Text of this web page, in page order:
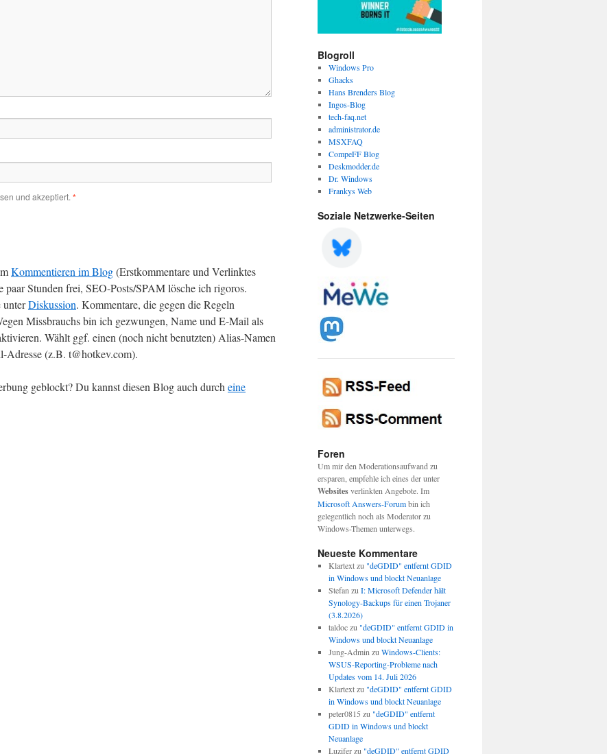
und akzeptiert. *
Kommentieren im Blog(Erstkommentare und Verlinktes
Stunden frei, SEO-Posts/SPAM lösche ich rigoros.
unterDiskussion. Kommentare, die gegen die Regeln
Missbrauchs bin ich gezwungen, Name und E-Mail als
Wählt ggf. einen (noch nicht benutzten) Alias-Namen
(z.B. t@hotkev.com).
geblockt? Du kannst diesen Blog auch durch eine
Blogroll
Windows Pro
Ghacks
Hans Brenders Blog
Ingos-Blog
tech-faq.net
administrator.de
MSXFAQ
CompeFF Blog
Deskmodder.de
Dr. Windows
Frankys Web
Soziale Netzwerke-Seiten
Foren
Um mir den Moderationsaufwand zu
ersparen, empfehle ich eines der unter
Websitesverlinkten Angebote. Im
Microsoft Answers-Forumbin ich
gelegentlich noch als Moderator zu
Windows-Themen unterwegs.
Neueste Kommentare
Klartextzu "deGDID" entfernt GDID
in Windows und blockt Neuanlage
Stefan zu I: Microsoft Defender hält
Synology-Backups für einen Trojaner
(3.8.2026)
taldoczu "deGDID" entfernt GDID in
Windows und blockt Neuanlage
Jung-Admin zu Windows-Clients:
WSUS-Reporting-Probleme nach
Updates vom 14. Juli 2026
Klartextzu "deGDID" entfernt GDID
in Windows und blockt Neuanlage
peter0815 zu "deGDID" entfernt
GDID in Windows und blockt
Neuanlage
Luziferzu "deGDID" entfernt GDID